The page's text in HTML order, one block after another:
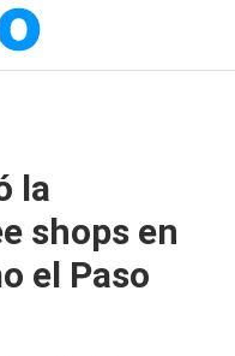
la
shops en
el Paso